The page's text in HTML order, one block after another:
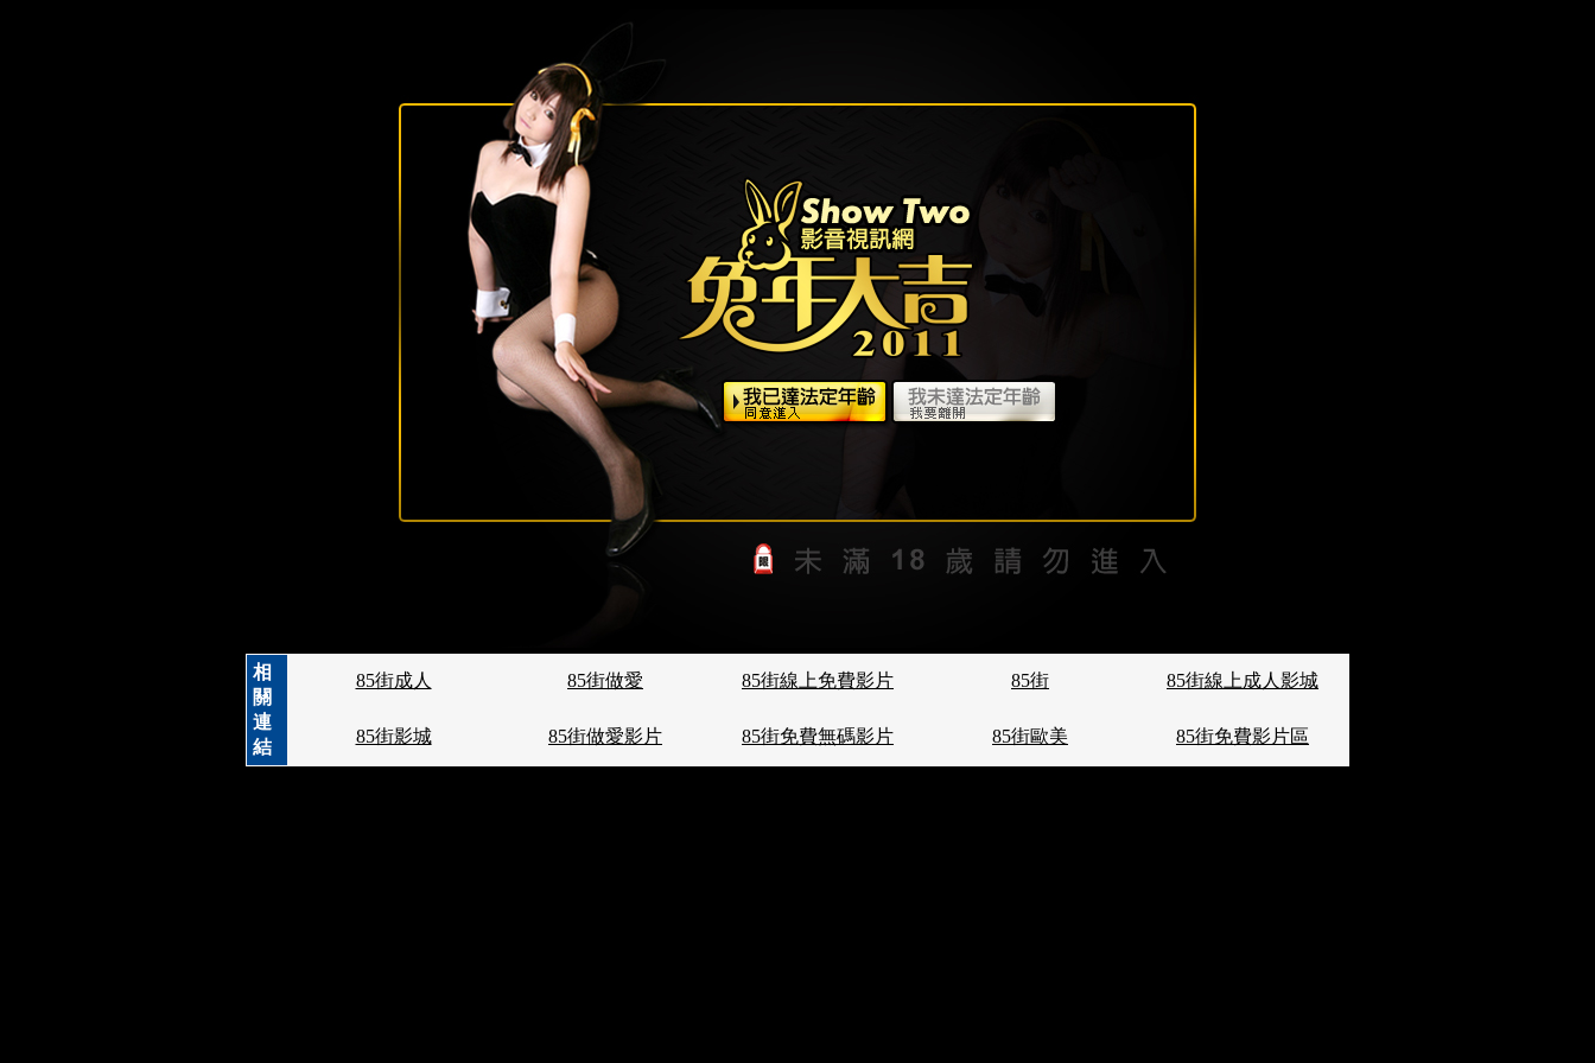
相
關
連
結
85街成人 85街做愛 85街線上免費影片 85街 85街線上成人影城
85街影城 85街做愛影片 85街免費無碼影片 85街歐美 85街免費影片區